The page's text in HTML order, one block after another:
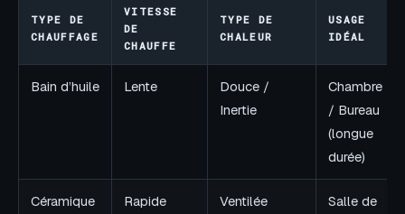
TYPE DE
CHAUFFAGE
VITESSE
DE
CHAUFFE
TYPE DE
CHALEUR
USAGE
IDÉAL
Bain d’huile Lente
Douce /
Inertie
Chambre
/ Bureau
(longue
durée)
Céramique
Rapide Ventilée
Salle de